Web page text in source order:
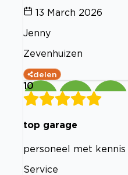
13 March 2026
Jenny
Zevenhuizen
delen
10
top garage
personeel met
Service